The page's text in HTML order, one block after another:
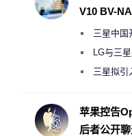
V10 BV-
三星中国
月销售额不
LG与三
偷偷共享带
三星拟引
度
苹果控告
后者公开